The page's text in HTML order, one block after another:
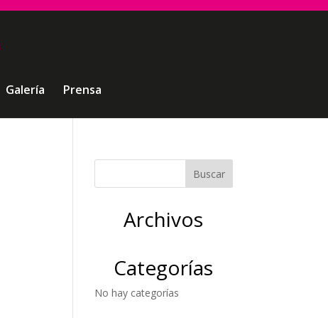
Galería Prensa
Archivos
Categorías
No hay categorías